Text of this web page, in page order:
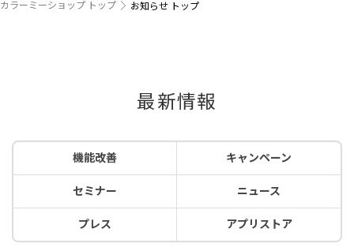
カラーミーショップ トップ お知らせ トップ
最新情報
機能改善 キャンペーン
セミナー ニュース
プレス アプリストア